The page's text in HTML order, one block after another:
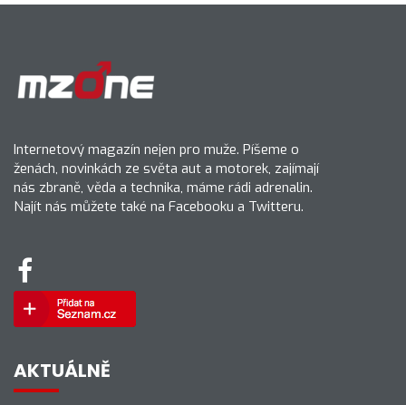
Internetový magazín nejen pro muže. Píšeme o
ženách, novinkách ze světa aut a motorek, zajímají
nás zbraně, věda a technika, máme rádi adrenalin.
Najít nás můžete také na Facebooku a Twitteru.
AKTUÁLNĚ